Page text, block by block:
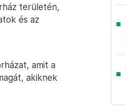
területén,
és az
amit a
akiknek